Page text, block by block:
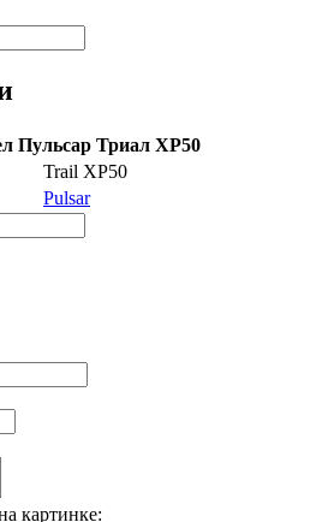
Пульсар Триал ХР50
Trail XP50
Pulsar
картинке: